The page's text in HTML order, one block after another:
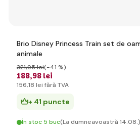
Brio Disney Princess Train set de
animale
188,98 lei
321,95 lei(-41 %)
156,18 lei fără TVA
+ 41 puncte
În stoc 5 buc(La dumneavoastră 14.08.)